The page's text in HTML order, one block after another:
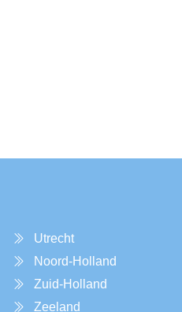
Utrecht
Noord-Holland
Zuid-Holland
Zeeland